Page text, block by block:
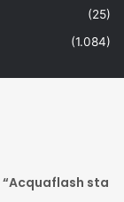
(25)
(1.084)
“Acquaflash sta